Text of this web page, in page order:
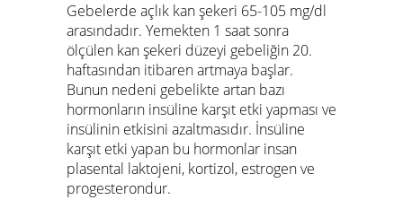
Gebelerde açlık kan şekeri 65-105 mg/dl
arasındadır. Yemekten 1 saat sonra
ölçülen kan şekeri düzeyi gebeliğin 20.
haftasından itibaren artmaya başlar.
Bunun nedeni gebelikte artan bazı
hormonların insüline karşıt etki yapması ve
insülinin etkisini azaltmasıdır. İnsüline
karşıt etki yapan bu hormonlar insan
plasental laktojeni, kortizol, estrogen ve
progesterondur.